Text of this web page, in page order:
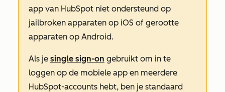
app van HubSpot niet ondersteund op
jailbroken apparaten op iOS of gerootte
apparaten op Android.
Als je single sign-on gebruikt om in te
loggen op de mobiele app en meerdere
HubSpot-accounts hebt, ben je standaard